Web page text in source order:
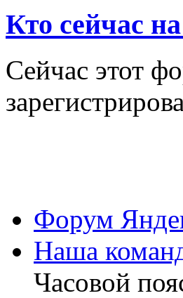
Кто сейчас
Сейчас этот
Форум
Наша
Часовой